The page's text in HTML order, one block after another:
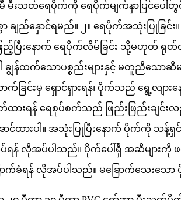
မီးသတ်ရေပိုက်ကို ရေပိုက်မျက်နှာပြင်ပေါ်တွ
ချည်နှောင်ရမည်။ ၂။ ရေပိုက်အသုံးပြုခြ
ပြီးနောက် ရေပိုက်လိမ်ခြင်း သို့မဟုတ် ရု
ါ ချွန်ထက်သောပစ္စည်းများနှင့် မတူညီသေ
ောက်ခြင်းမှ ရှောင်ရှားရန်၊ ပိုက်သည် ရွေ့လ
ရန် ရေစုပ်စက်သည် ဖြည်းဖြည်းချင်း
င်ထားပါ။ အသုံးပြုပြီးနောက် ပိုက်ကို သ
လိုအပ်ပါသည်။ ပိုက်ပေါ်ရှိ အဆီများကို ဖယ်
က်ခံရန် လိုအပ်ပါသည်။ မခြောက်သေးသော